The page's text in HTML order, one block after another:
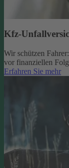
Kfz-
Wir schützen
vor finanziellen
Erfahren Sie mehr